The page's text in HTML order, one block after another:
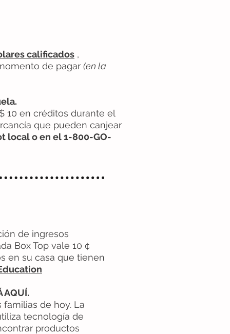
calificados ,
de pagar (en la
10 en créditos durante el
que pueden canjear
local o en el 1-800-GO-
de ingresos
Box Top vale 10 ¢
en su casa que tienen
AQUÍ.
familias de hoy. La
tecnología de
productos